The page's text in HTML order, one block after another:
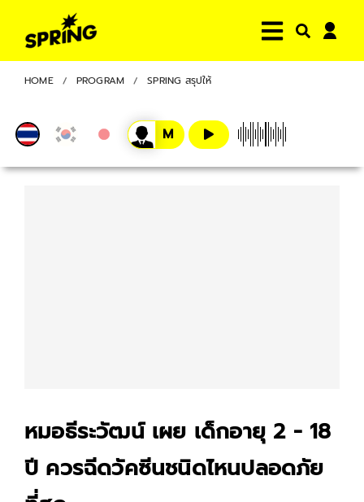
HOME PROGRAM SPRING สรุปให้
หมอธีระวัฒน์ เผย เด็กอายุ 2 - 18
ปี ควรฉีดวัคซีนชนิดไหนปลอดภัย